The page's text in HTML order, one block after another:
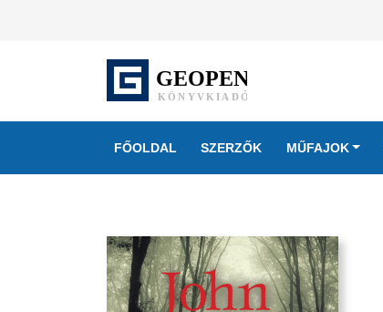
FŐOLDAL SZERZŐK MŰFAJOK